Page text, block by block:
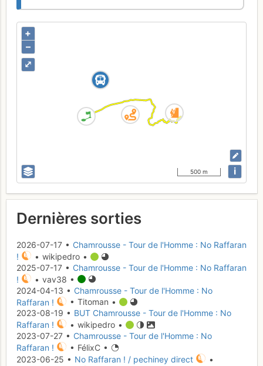
⤢
+
–
500 m i
Dernières sorties
2026-07-17 • Chamrousse - Tour de l'Homme : No Raffaran
!
• wikipedro •
2025-07-17 • Chamrousse - Tour de l'Homme : No Raffaran
!
• vav38 •
2024-04-13 • Chamrousse - Tour de l'Homme : No
Raffaran !
• Titoman •
2023-08-19 • BUT Chamrousse - Tour de l'Homme : No
Raffaran !
• wikipedro •
2023-07-27 • Chamrousse - Tour de l'Homme : No
Raffaran !
• FélixC •
2023-06-25 • No Raffaran ! / pechiney direct
•